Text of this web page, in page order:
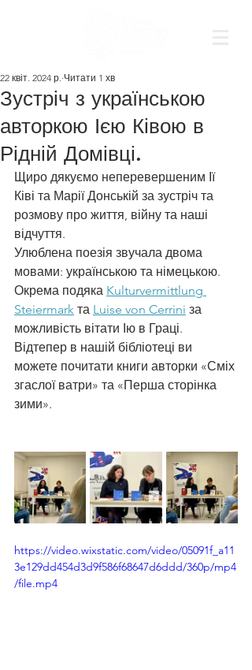
Зустріч з українською
авторкою Ією Ківою в
Рідній Домівці.
22 квіт. 2024 р. Читати 1 хв
Щиро дякуємо неперевершеним Ії
Ківі та Марії Донській за зустріч та
розмову про життя, війну та наші
відчуття.
Улюблена поезія звучала двома
мовами: українською та німецькою.
Окрема подяка Kulturvermittlung
Steiermark та Luise von Cerrini за
можливість вітати Ію в Граці.
Відтепер в нашій бібліотеці ви
можете почитати книги авторки «Сміх
згаслої ватри» та «Перша сторінка
зими».
https://video.wixstatic.com/video/05091f_a11
3e129dd454d3d9f586f68647d6ddd/360p/mp4
/file.mp4